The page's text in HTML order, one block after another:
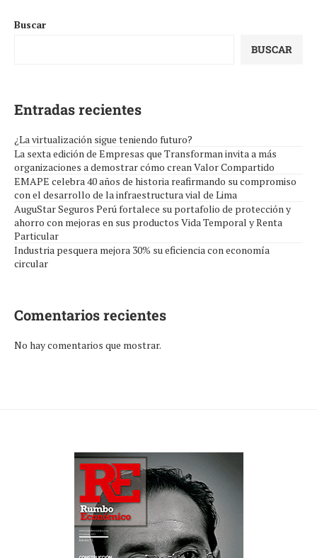
Buscar
BUSCAR
Entradas recientes
¿La virtualización sigue teniendo futuro?
La sexta edición de Empresas que Transforman invita a más
organizaciones a demostrar cómo crean Valor Compartido
EMAPE celebra 40 años de historia reafirmando su compromiso
con el desarrollo de la infraestructura vial de Lima
AuguStar Seguros Perú fortalece su portafolio de protección y
ahorro con mejoras en sus productos Vida Temporal y Renta
Particular
Industria pesquera mejora 30% su eficiencia con economía
circular
Comentarios recientes
No hay comentarios que mostrar.